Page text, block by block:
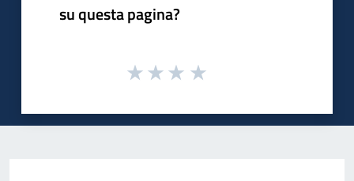
su questa pagina?